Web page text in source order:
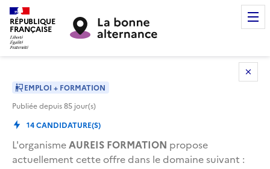
RÉPUBLIQUE
FRANÇAISE
EMPLOI + FORMATION
Publiée depuis85 jour(s)
14CANDIDATURE(S)
L'organismeAUREIS FORMATION propose
actuellement cette offre dans le domaine suivant :